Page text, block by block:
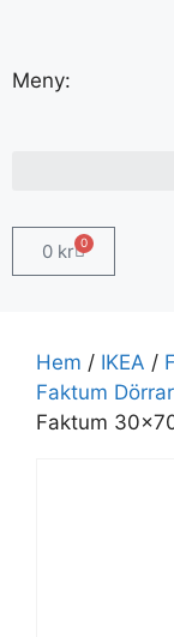
Meny:
0 kr 0
Hem / IKEA /
Faktum
Faktum